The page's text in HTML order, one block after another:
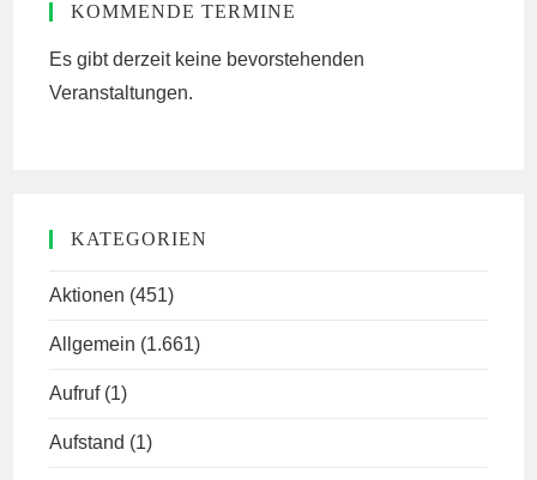
KOMMENDE TERMINE
Es gibt derzeit keine bevorstehenden
Veranstaltungen.
KATEGORIEN
Aktionen (451)
Allgemein (1.661)
Aufruf (1)
Aufstand (1)